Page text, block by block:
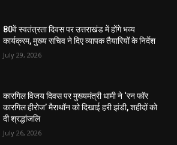
80वें स्वतंत्रता दिवस पर उत्तराखंड में होंगे भव्य
कार्यक्रम, मुख्य सचिव ने दिए व्यापक तैयारियों के निर्देश
July 29, 2026
कारगिल विजय दिवस पर मुख्यमंत्री धामी ने ‘रन फॉर
कारगिल हीरोज’ मैराथॉन को दिखाई हरी झंडी, शहीदों को
दी श्रद्धांजलि
July 26, 2026